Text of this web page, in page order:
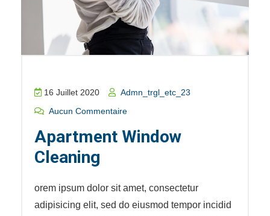
16 Juillet 2020
Admn_trgl_etc_23
Aucun Commentaire
Apartment Window
Cleaning
orem ipsum dolor sit amet, consectetur
adipisicing elit, sed do eiusmod tempor incidid